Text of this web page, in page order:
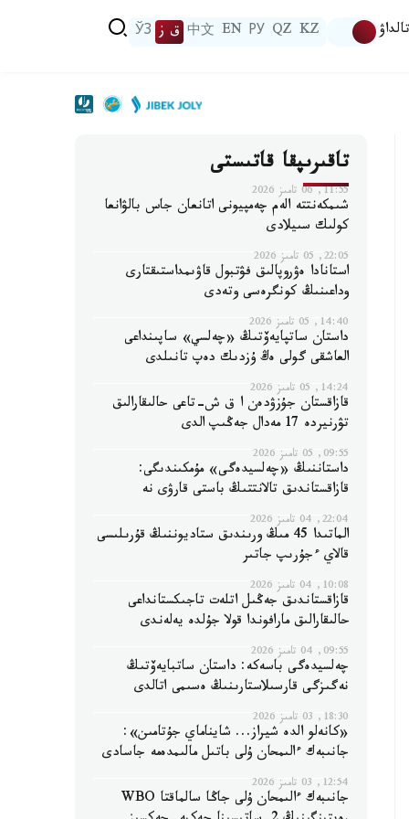
تالداۋ KZ
QZ
РУ
EN
中文 ق ز ЎЗ
تاقىرىپقا قاتىستى
11:55, 06 تامىز 2026
شىمكەنتتە الەم چەمپيونى اتانعان جاس بالۋانعا
كولىك سىيلادى
22:05, 05 تامىز 2026
استانادا ەۋروپالىق فۋتبول قاۋىمداستىقتارى
وداعىنىڭ كونگرەسى وتەدى
14:40, 05 تامىز 2026
داستان ساتپايەۆتىڭ «چەلسي» ساپىنداعى
العاشقى گولى ەڭ ۇزدىك دەپ تانىلدى
14:24, 05 تامىز 2026
قازاقستان جۇزۋدەن ا ق ش-تاعى حالىقارالىق
تۋرنيردە 17 مەدال جەڭىپ الدى
09:55, 05 تامىز 2026
داستاننىڭ «چەلسيدەگى» مۇمكىندىگى:
قازاقستاندىق تالانتتىڭ باستى قارۋى نە
22:04, 04 تامىز 2026
الماتىدا 45 مىڭ ورىندىق ستاديوننىڭ قۇرىلىسى
قالاي ءجۇرىپ جاتىر
10:08, 04 تامىز 2026
قازاقستاندىق جەڭىل اتلەت تاجىكستانداعى
حالىقارالىق مارافوندا قولا جۇلدە يەلەندى
09:55, 04 تامىز 2026
چەلسيدەگى باسەكە: داستان ساتبايەۆتىڭ
نەگىزگى قارسىلاستارىنىڭ ەسىمى اتالدى
18:30, 03 تامىز 2026
«كانەلو الدە شيراز... شايناماي جۇتامىن»:
جانىبەك ءالىمحان ۇلى باتىل مالىمدەمە جاسادى
12:54, 03 تامىز 2026
جانىبەك ءالىمحان ۇلى جاڭا سالماقتا WBO